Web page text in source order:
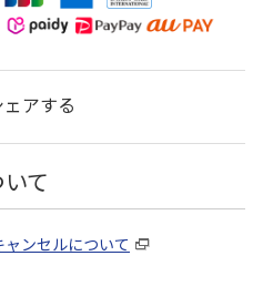
ェアする
て
ンセルについて